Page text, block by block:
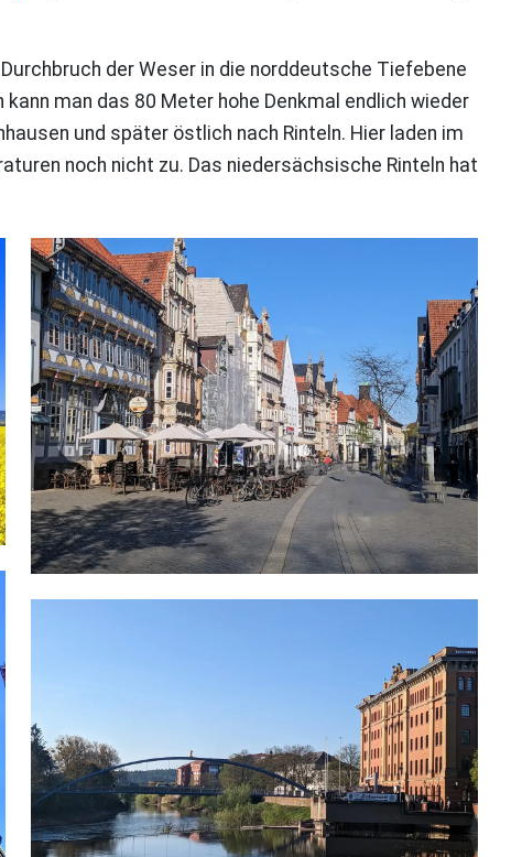
der Weser in die norddeutsche Tiefebene
man das 80 Meter hohe Denkmal endlich wieder
und später östlich nach Rinteln. Hier laden im
noch nicht zu. Das niedersächsische Rinteln hat